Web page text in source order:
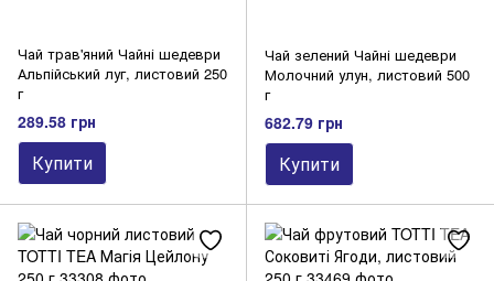
Чай трав'яний Чайні шедеври
Альпійський луг, листовий 250
г
289.58 грн
Купити
Чай зелений Чайні шедеври
Молочний улун, листовий 500
г
682.79 грн
Купити